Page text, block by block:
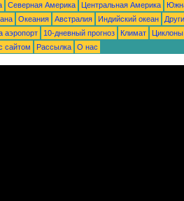
Северная Америка Центральная Америка
Океания Австралия Индийский океан
аэропорт 10-дневный прогноз Климат
Циклоны
сайтом Рассылка О нас